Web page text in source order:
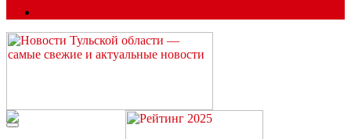
Читайте последние новости дня в Тульской области на сайте
“ЗаНовомосковск”